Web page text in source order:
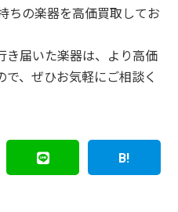
ちの楽器を高価買取してお
き届いた楽器は、より高価
、ぜひお気軽にご相談く